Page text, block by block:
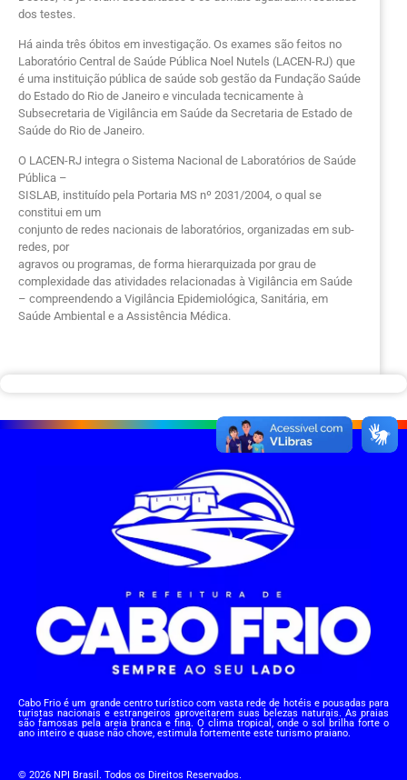
dos testes.
Há ainda três óbitos em investigação. Os exames são feitos no
Laboratório Central de Saúde Pública Noel Nutels (LACEN-RJ) que
é uma instituição pública de saúde sob gestão da Fundação Saúde
do Estado do Rio de Janeiro e vinculada tecnicamente à
Subsecretaria de Vigilância em Saúde da Secretaria de Estado de
Saúde do Rio de Janeiro.
O LACEN-RJ integra o Sistema Nacional de Laboratórios de Saúde
Pública –
SISLAB, instituído pela Portaria MS nº 2031/2004, o qual se
constitui em um
conjunto de redes nacionais de laboratórios, organizadas em sub-
redes, por
agravos ou programas, de forma hierarquizada por grau de
complexidade das atividades relacionadas à Vigilância em Saúde
– compreendendo a Vigilância Epidemiológica, Sanitária, em
Saúde Ambiental e a Assistência Médica.
Cabo Frio é um grande centro turístico com vasta rede de hotéis e pousadas para
turistas nacionais e estrangeiros aproveitarem suas belezas naturais. As praias
são famosas pela areia branca e fina. O clima tropical, onde o sol brilha forte o
ano inteiro e quase não chove, estimula fortemente este turismo praiano.
© 2026 NPI Brasil. Todos os Direitos Reservados.